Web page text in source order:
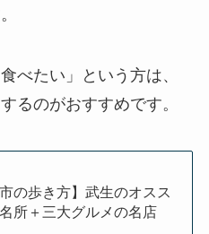
べたい」という方は、
るのがおすすめです。
市の歩き方】武生のオスス
所＋三大グルメの名店